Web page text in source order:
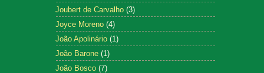
Joubert de Carvalho (3)
Joyce Moreno (4)
João Apolinário (1)
João Barone (1)
João Bosco (7)